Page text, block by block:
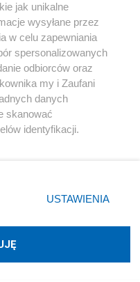
Youtube
W3media.pl
jak unikalne
wysyłane przez
w celu zapewniania
spersonalizowanych
odbiorców oraz
my i Zaufani
danych
skanować
identyfikacji.
ustawień prywatności
strony
wymagają zgody
się takiemu
USTAWIENIA